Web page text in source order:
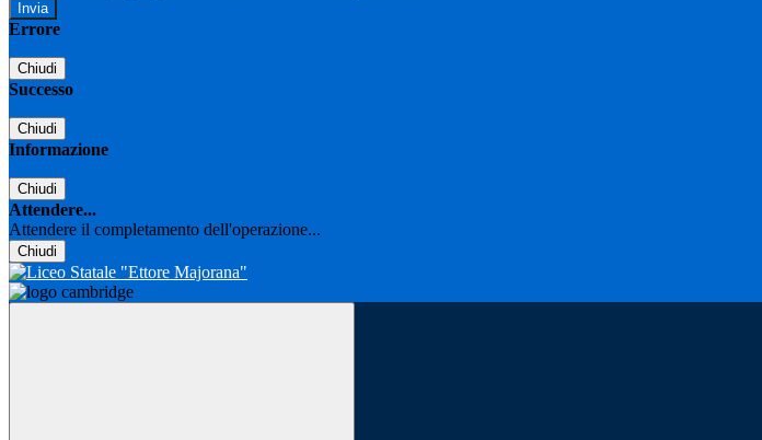
Errore
Chiudi
Successo
Chiudi
Informazione
Chiudi
Attendere...
Attendere il completamento dell'operazione...
Chiudi